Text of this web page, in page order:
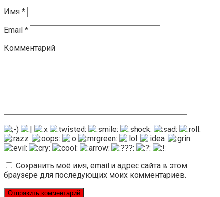
Имя *
Email *
Комментарий
Сохранить моё имя, email и адрес сайта в этом
браузере для последующих моих комментариев.